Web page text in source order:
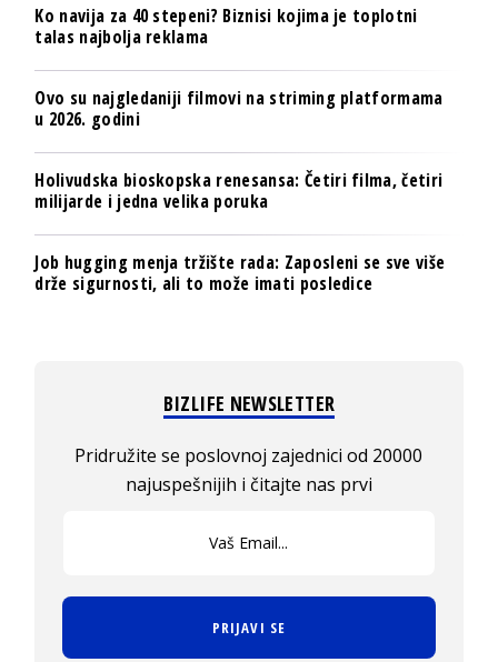
Ko navija za 40 stepeni? Biznisi kojima je toplotni
talas najbolja reklama
Ovo su najgledaniji filmovi na striming platformama
u 2026. godini
Holivudska bioskopska renesansa: Četiri filma, četiri
milijarde i jedna velika poruka
Job hugging menja tržište rada: Zaposleni se sve više
drže sigurnosti, ali to može imati posledice
BIZLIFE NEWSLETTER
Pridružite se poslovnoj zajednici od 20000
najuspešnijih i čitajte nas prvi
PRIJAVI SE